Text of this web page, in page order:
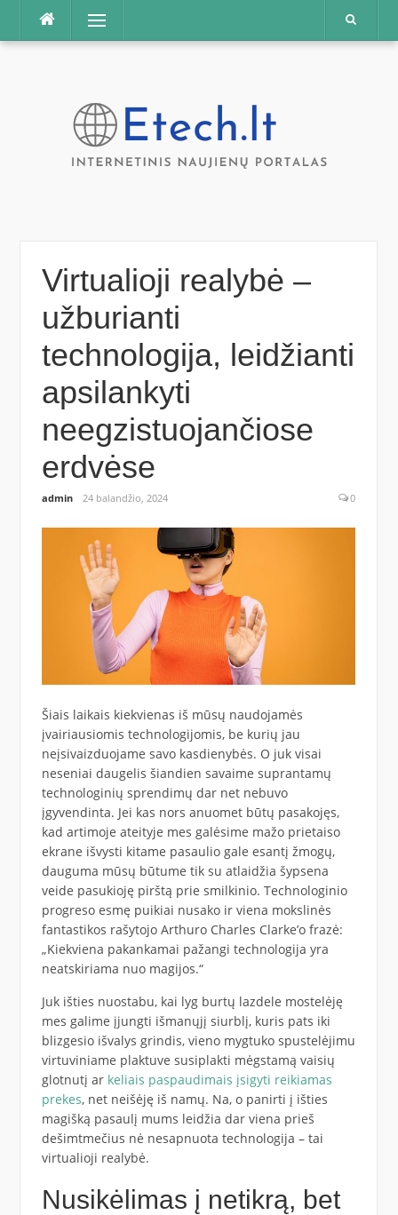
Praleisti
Meniu
Virtualioji realybė –
užburianti
technologija, leidžianti
apsilankyti
neegzistuojančiose
erdvėse
admin 24 balandžio, 2024 0
Šiais laikais kiekvienas iš mūsų naudojamės
įvairiausiomis technologijomis, be kurių jau
neįsivaizduojame savo kasdienybės. O juk visai
neseniai daugelis šiandien savaime suprantamų
technologinių sprendimų dar net nebuvo
įgyvendinta. Jei kas nors anuomet būtų pasakojęs,
kad artimoje ateityje mes galėsime mažo prietaiso
ekrane išvysti kitame pasaulio gale esantį žmogų,
dauguma mūsų būtume tik su atlaidžia šypsena
veide pasukioję pirštą prie smilkinio. Technologinio
progreso esmę puikiai nusako ir viena mokslinės
fantastikos rašytojo Arthuro Charles Clarke’o frazė:
„Kiekviena pakankamai pažangi technologija yra
neatskiriama nuo magijos.“
Juk išties nuostabu, kai lyg burtų lazdele mostelėję
mes galime įjungti išmanųjį siurblį, kuris pats iki
blizgesio išvalys grindis, vieno mygtuko spustelėjimu
virtuviniame plaktuve susiplakti mėgstamą vaisių
glotnutį ar keliais paspaudimais įsigyti reikiamas
prekes, net neišėję iš namų. Na, o panirti į išties
magišką pasaulį mums leidžia dar viena prieš
dešimtmečius nė nesapnuota technologija – tai
virtualioji realybė.
Nusikėlimas į netikrą, bet